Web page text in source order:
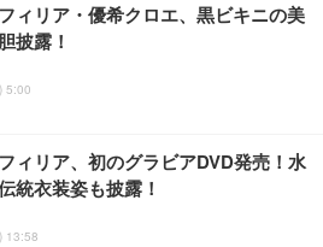
ィリア・優希クロエ、黒ビキニの美
披露！
5:00
ィリア、初のグラビアDVD発売！水
統衣装姿も披露！
13:58